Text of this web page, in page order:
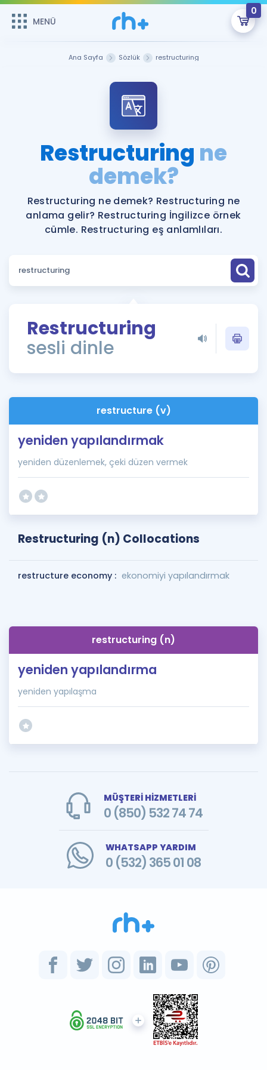
MENÜ
0
Şifremi Hatırlamıyorum
Sepetin Şu An Boş.
Remzi Hoca ile seni sınava hazırlayacak onlarca eğitim seni
bekliyor!
MENÜ
Katılımcı Görüşleri
Faydalı Araçlar
Ücretsiz Kaynaklar
Puan Hesaplama
ÖSYM Sınav Takvimi
Kampanyalar
İngilizce Gramer
İngilizce Gramer
Ana Sayfa Sözlük restructuring
Restructuring ne
demek?
Restructuring ne demek? Restructuring ne
anlama gelir? Restructuring İngilizce örnek
cümle. Restructuring eş anlamlıları.
Restructuring
sesli dinle
restructure (v)
yeniden yapılandırmak
yeniden düzenlemek, çeki düzen vermek
Restructuring (n) Collocations
restructure economy : ekonomiyi yapılandırmak
restructuring (n)
yeniden yapılandırma
yeniden yapılaşma
MÜŞTERİ HİZMETLERİ
0 (850) 532 74 74
WHATSAPP YARDIM
0 (532) 365 01 08